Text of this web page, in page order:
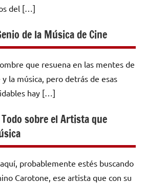
del […]
de la Música de Cine
que resuena en las mentes de
la música, pero detrás de esas
hay […]
sobre el Artista que
probablemente estés buscando
Carotone, ese artista que con su